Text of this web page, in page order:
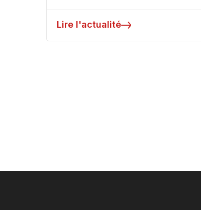
Lire l'actualité